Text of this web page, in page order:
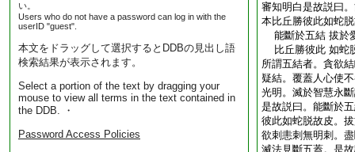
い。
Users who do not have a password can log in with the
userID "guest".
本文をドラッグして選択するとDDBの見出し語
検索結果が表示されます。
Select a portion of the text by dragging your
mouse to view all terms in the text contained in
the DDB. ・
Password Access Policies
審知明白是故説曰
本比丘勝彼此如蛇
能斷於五結 拔於
比丘勝彼此 如蛇
所謂五結者。貪欲
疑結。覆蓋人心使
光明。滅於智慧永
是故説曰。能斷於
彼此如蛇脱故皮。
欲刺恚刺無明刺。
滅法見斷五蓋。是